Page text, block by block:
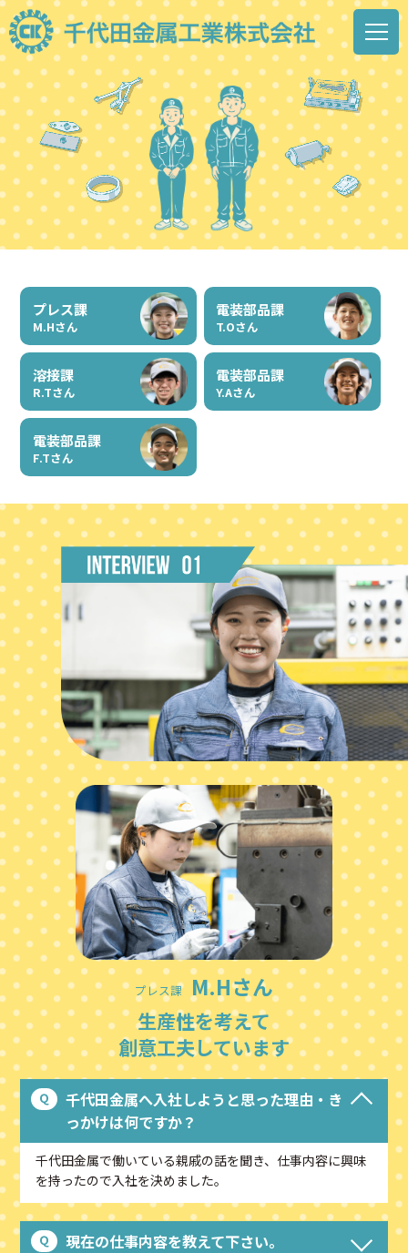
プレス課
M.Hさん
電装部品課
T.Oさん
溶接課
R.Tさん
電装部品課
Y.Aさん
電装部品課
F.Tさん
プレス課 M.Hさん
生産性を考えて
創意工夫しています
千代田金属へ入社しようと思った理由・き
っかけは何ですか？
千代田金属で働いている親戚の話を聞き、仕事内容に興味
を持ったので入社を決めました。
現在の仕事内容を教えて下さい。